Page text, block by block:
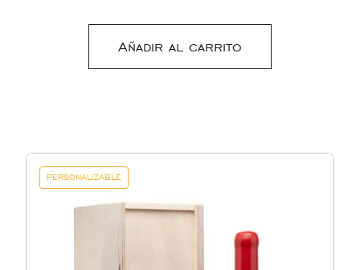
Añadir al carrito